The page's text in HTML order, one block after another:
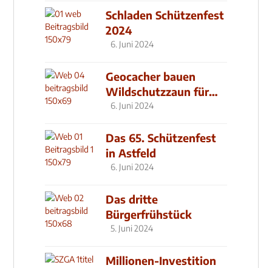
Schladen Schützenfest
2024
6. Juni 2024
Geocacher bauen
Wildschutzzaun für
den MachMit! Wald
6. Juni 2024
Das 65. Schützenfest
in Astfeld
6. Juni 2024
Das dritte
Bürgerfrühstück
5. Juni 2024
Millionen-Investition